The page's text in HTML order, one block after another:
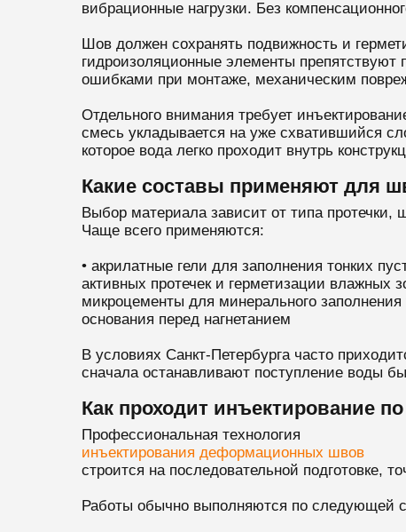
вибрационные нагрузки. Без
Шов должен сохранять подвижность и
гидроизоляционные элементы
ошибками при монтаже, механическим
Отдельного внимания требует
смесь укладывается на уже схватившийся
которое вода легко проходит внутрь
Какие составы применяют для
Выбор материала зависит от типа
Чаще всего применяются:
• акрилатные гели для заполнения тонких
активных протечек и герметизации влажных
микроцементы для минерального
основания перед нагнетанием
В условиях Санкт-Петербурга часто
сначала останавливают поступление воды
Как проходит инъектирование
Профессиональная технология
инъектирования деформационных швов
строится на последовательной подготовке,
Работы обычно выполняются по следующей